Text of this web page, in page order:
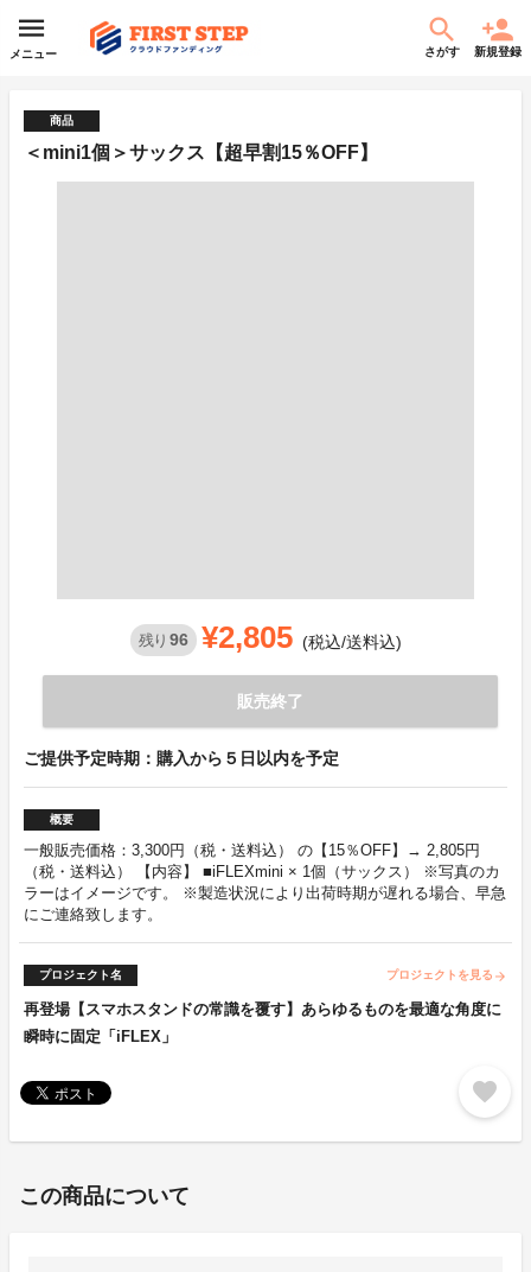
メニュー さがす 新規登録
商品
＜mini1個＞サックス【超早割15％OFF】
残り 96 ¥2,805 (税込/送料込)
販売終了
ご提供予定時期：購入から５日以内を予定
概要
一般販売価格：3,300円（税・送料込） の【15％OFF】→ 2,805円
（税・送料込） 【内容】 ■iFLEXmini × 1個（サックス） ※写真のカ
ラーはイメージです。 ※製造状況により出荷時期が遅れる場合、早急
にご連絡致します。
プロジェクト名 プロジェクトを見る arrow_forward
再登場【スマホスタンドの常識を覆す】あらゆるものを最適な角度に
瞬時に固定「iFLEX」
favorite
この商品について